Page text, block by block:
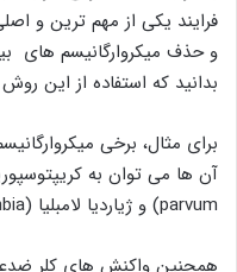
فرایند یکی از مهم ترین و
و حذف میکروارگانیسم های
بدانید که استفاده از این
برای مثال، برخی
parvum) و ژیاردیا لامبلیا (Giardia lambia) اشاره کرد.
همچنین واکنش های کلر